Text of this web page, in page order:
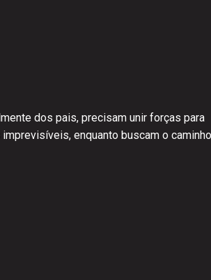
dos pais, precisam unir forças para
enquanto buscam o